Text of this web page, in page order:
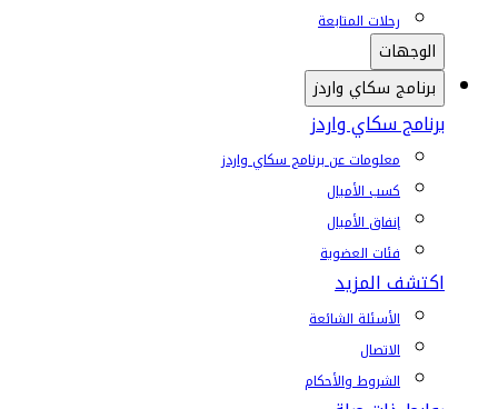
رحلات المتابعة
الوجهات
برنامج سكاي واردز
برنامج سكاي واردز
معلومات عن برنامج سكاي واردز
كسب الأميال
إنفاق الأميال
فئات العضوية
اكتشف المزيد
الأسئلة الشائعة
الاتصال
الشروط والأحكام